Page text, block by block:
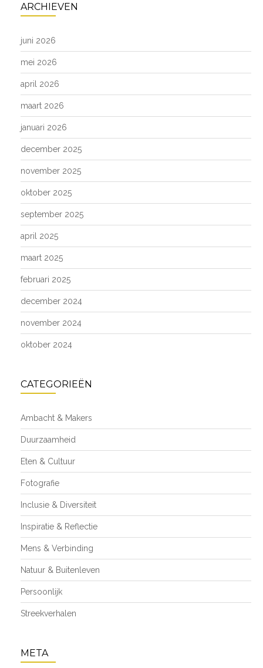
ARCHIEVEN
juni 2026
mei 2026
april 2026
maart 2026
januari 2026
december 2025
november 2025
oktober 2025
september 2025
april 2025
maart 2025
februari 2025
december 2024
november 2024
oktober 2024
CATEGORIEËN
Ambacht & Makers
Duurzaamheid
Eten & Cultuur
Fotografie
Inclusie & Diversiteit
Inspiratie & Reflectie
Mens & Verbinding
Natuur & Buitenleven
Persoonlijk
Streekverhalen
META